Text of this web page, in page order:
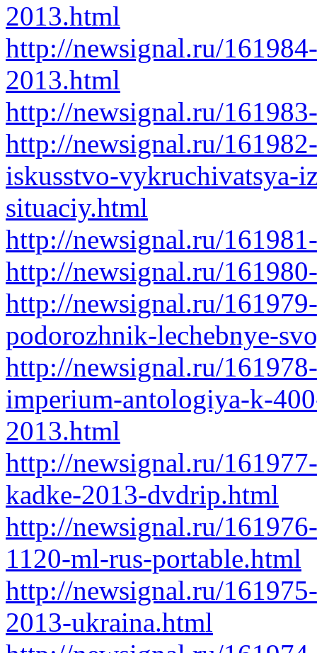
2013.html
http://newsignal.ru/
2013.html
http://newsignal.ru/
http://newsignal.ru/
iskusstvo-vykruchivatsya-
situaciy.html
http://newsignal.ru/
http://newsignal.ru/
http://newsignal.ru/
podorozhnik-lechebnye-
http://newsignal.ru/
imperium-antologiya-k-
2013.html
http://newsignal.ru/
kadke-2013-dvdrip.html
http://newsignal.ru/
1120-ml-rus-portable.html
http://newsignal.ru/
2013-ukraina.html